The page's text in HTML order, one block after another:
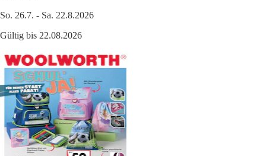
So. 26.7. - Sa. 22.8.2026
Gültig bis 22.08.2026